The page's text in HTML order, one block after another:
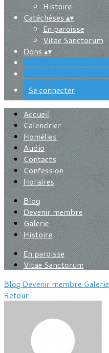
Histoire
Catéchèses▴▾
En paroisse
Vitae Sanctorum
Dons▴▾
Se connecter
Accueil
Calendrier
Homélies
Audio
Contacts
Confession
Horaires
Blog
Devenir membre
Galerie
Histoire
En paroisse
Vitae Sanctorum
Blog Devenir membre Galerie
Retour